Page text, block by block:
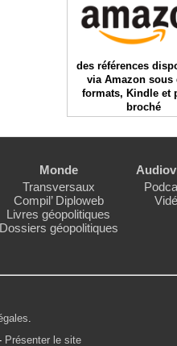
des références
via Amazon sous
formats, Kindle et
broché
Monde
Transversaux
Compil’ Diploweb
Livres géopolitiques
Dossiers géopolitiques
Présenter le site